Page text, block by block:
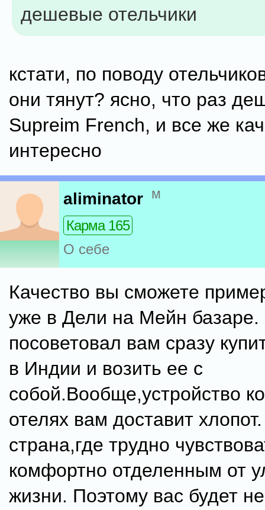
дешевые отельчики
кстати, по поводу
они тянут? ясно, что раз
Supreim French, и все же
интересно
aliminator м
Карма 165
О себе
Качество вы сможете
уже в Дели на Мейн
посоветовал вам сразу
в Индии и возить ее с
собой.Вообще,устройство
отелях вам доставит
страна,где трудно
комфортно отделенным от
жизни. Поэтому вас будет